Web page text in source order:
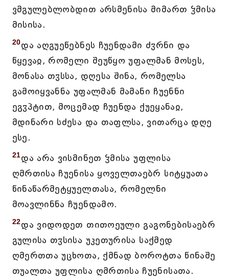
ვმგულებლობდით არსმენისა მიმართ ჴმისა
მისისა.
20და აღგუეწებნეს ჩუენდამი ძჳრნი და
წყევაჲ, რომელი შეუწყო უფალმან მოსეს,
მონასა თჳსსა, დღესა შინა, რომელსა
გამოიყვანნა უფალმან მამანი ჩუენნი
ეგჳპტით, მოცემად ჩუენდა ქუეყანაჲ,
მდინარი სძესა და თაფლსა, ვითარცა დღე
ესე.
21და არა ვისმინეთ ჴმისა უფლისა
ღმრთისა ჩუენისა ყოველთაებრ სიტყუათა
წინაწარმეტყუელთასა, რომელნი
მოავლინნა ჩუენდამო.
22და ვიდოდეთ თითოეული გაგონებისაებრ
გულისა თჳსისა უკეთურისა საქმედ
ღმერთთა უცხოთა, ქმნად ბოროტთა წინაშე
თუალთა უფლისა ღმრთისა ჩუენისათა.